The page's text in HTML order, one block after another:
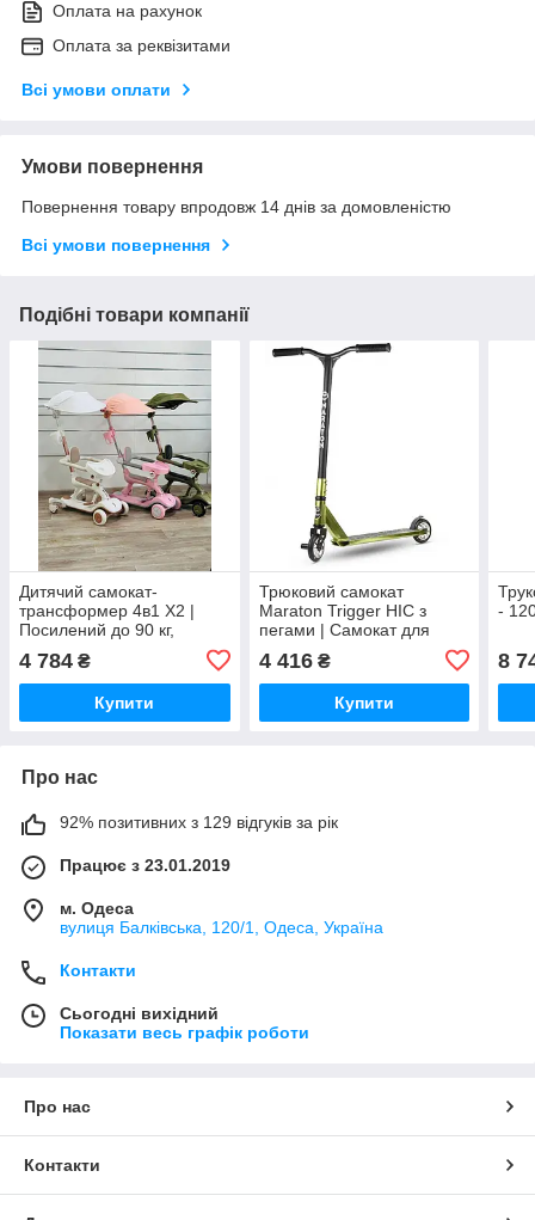
Оплата на рахунок
Оплата за реквізитами
Всі умови оплати
Умови повернення
Повернення товару впродовж 14 днів за домовленістю
Всі умови повернення
Подібні товари компанії
Дитячий самокат-
трансформер 4в1 X2 |
Посилений до 90 кг,
батьківська ручка,
складаний
4 784 ₴
Купити
Трюковий самокат
Maraton Trigger HIC з
пегами | Самокат для
(алюміній), компресія HIC
Neco, Y-подібне кермо
4 416₴
Купити
-
8
Про нас
92% позитивних з 129 відгуків за рік
Працює з 23.01.2019
м. Одеса
вулиця Балківська, 120/1, Одеса, Україна
Контакти
Сьогодні вихідний
Показати весь графік роботи
Про нас
Контакти